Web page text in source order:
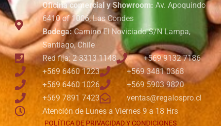
Oficina comercial y Showroom: Av. Apoquindo
6410 of 1006, Las Condes
Bodega:Camino El Noviciado S/N Lampa,
Santiago, Chile
Red fija: 2 3313 1148
+569 9132 7186
+569 6460 1223
+569 3481 0368
+569 6460 1026
+569 5903 9820
+569 7891 7423
ventas@regalospro.cl
Atención de Lunes a Viernes 9 a 18 Hrs
POLÍTICA DE PRIVACIDAD Y CONDICIONES